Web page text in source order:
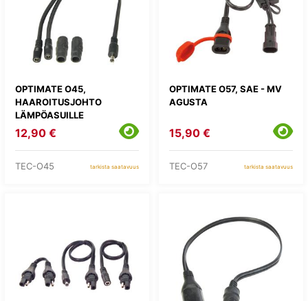
OPTIMATE O45,
HAAROITUSJOHTO
LÄMPÖASUILLE
12,90 €
TEC-O45 tarkista saatavuus
OPTIMATE O57, SAE - MV
AGUSTA
15,90 €
TEC-O57 tarkista saatavuus